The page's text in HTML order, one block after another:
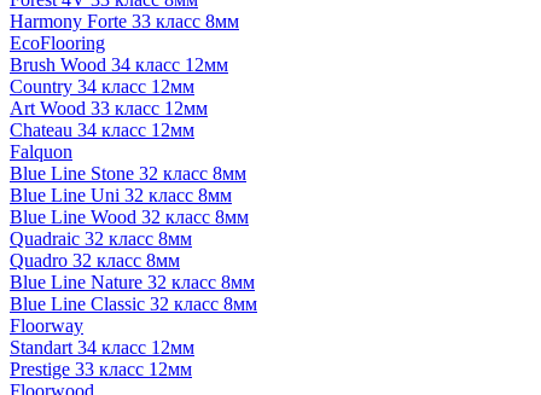
Harmony Forte 33 класс 8мм
EcoFlooring
Brush Wood 34 класс 12мм
Country 34 класс 12мм
Art Wood 33 класс 12мм
Chateau 34 класс 12мм
Falquon
Blue Line Stone 32 класс 8мм
Blue Line Uni 32 класс 8мм
Blue Line Wood 32 класс 8мм
Quadraic 32 класс 8мм
Quadro 32 класс 8мм
Blue Line Nature 32 класс 8мм
Blue Line Classic 32 класс 8мм
Floorway
Standart 34 класс 12мм
Prestige 33 класс 12мм
Floorwood